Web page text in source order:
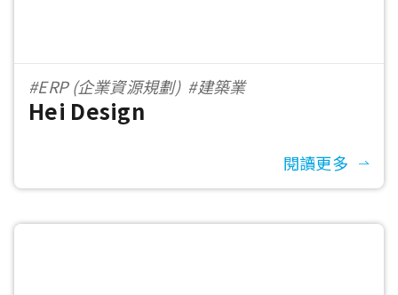
#ERP (企業資源規劃) #建築業
Hei Design
閱讀更多